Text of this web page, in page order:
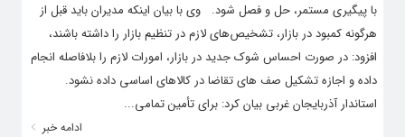
با پیگیری مستمر، حل و فصل شود. وی با بیان اینکه مدیران باید قبل از
هرگونه کمبود در بازار، تشخیص‌های لازم در تنظیم بازار را داشته باشند،
افزود: در صورت احساس شوک جدید در بازار، امورات لازم را بلافاصله انجام
داده و اجازه تشکیل صف های تقاضا در کالاهای اساسی داده نشود.
استاندار آذربایجان غربی بیان کرد: برای تأمین تمامی...
ادامه خبر